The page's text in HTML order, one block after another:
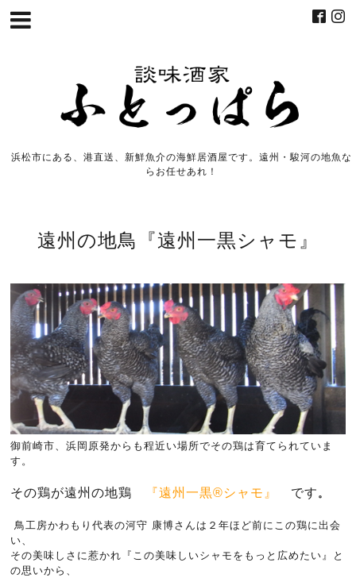
浜松市にある、港直送、新鮮魚介の海鮮居酒屋です。遠州・駿河の地魚な
らお任せあれ！
遠州の地鳥『遠州一黒シャモ』
御前崎市、浜岡原発からも程近い場所でその鶏は育てられていま
す。
その鶏が遠州の地鶏 『遠州一黒®シャモ』 です 。
鳥工房かわもり代表の河守 康博さんは２年ほど前にこの鶏に出会
い、
その美味しさに惹かれ『この美味しいシャモをもっと広めたい』と
の思いから、